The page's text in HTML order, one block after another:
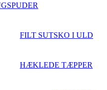
FILT SUTSKO I ULD
HÆKLEDE TÆPPER